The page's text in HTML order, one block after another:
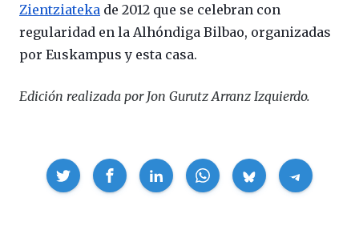
Zientziateka de 2012 que se celebran con
regularidad en la Alhóndiga Bilbao, organizadas
por Euskampus y esta casa.
Edición realizada por Jon Gurutz Arranz Izquierdo.
Compartir